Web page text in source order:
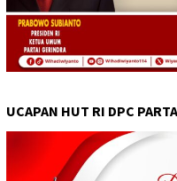
UCAPAN HUT RI DPC